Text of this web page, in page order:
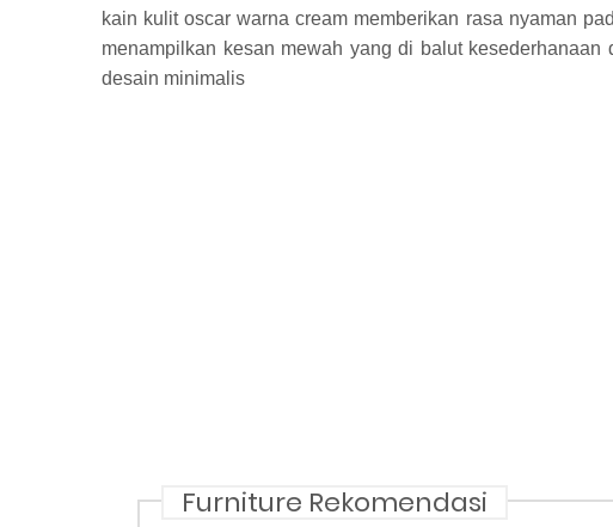
kain kulit oscar warna cream memberikan rasa nyaman
menampilkan kesan mewah yang di balut kesederhanaan
desain minimalis
Furniture Rekomendasi